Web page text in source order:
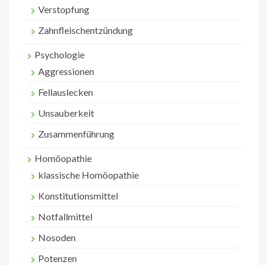
Verstopfung
Zahnfleischentzündung
Psychologie
Aggressionen
Fellauslecken
Unsauberkeit
Zusammenführung
Homöopathie
klassische Homöopathie
Konstitutionsmittel
Notfallmittel
Nosoden
Potenzen